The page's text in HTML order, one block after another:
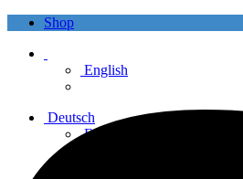
Shop
English
Deutsch
English